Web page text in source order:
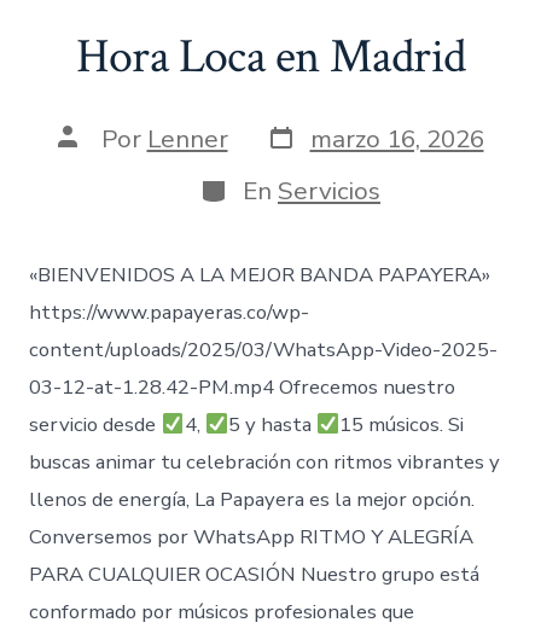
Hora Loca en Madrid
AutorPor Lenner Fecha
de
publicación
marzo 16, 2026
Categorías
En Servicios
«BIENVENIDOS A LA MEJOR BANDA PAPAYERA»
https://www.papayeras.co/wp-
content/uploads/2025/03/WhatsApp-Video-2025-
03-12-at-1.28.42-PM.mp4 Ofrecemos nuestro
servicio desde
4, 5 y hasta
15 músicos. Si
buscas animar tu celebración con ritmos vibrantes y
llenos de energía, La Papayera es la mejor opción.
Conversemos por WhatsApp RITMO Y ALEGRÍA
PARA CUALQUIER OCASIÓN Nuestro grupo está
conformado por músicos profesionales que